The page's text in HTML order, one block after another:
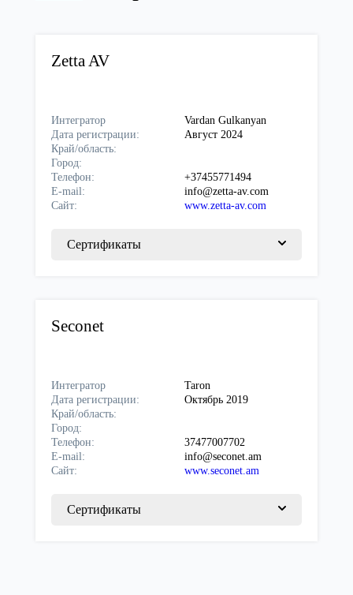
Zetta AV
Интегратор
Vardan Gulkanyan
Дата регистрации:
Август 2024
Край/область:
Город:
Телефон:
+37455771494
E-mail:
info@zetta-av.com
Сайт:
www.zetta-av.com
Сертификаты
Seconet
Интегратор
Taron
Дата регистрации:
Октябрь 2019
Край/область:
Город:
Телефон:
37477007702
E-mail:
info@seconet.am
Сайт:
www.seconet.am
Сертификаты